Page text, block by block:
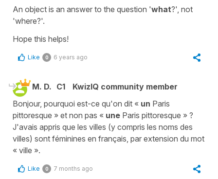
An object is an answer to the question 'what?', not
'where?'.
Hope this helps!
Like 0 6 years ago
M. D. C1
KwizIQ community member
Bonjour, pourquoi est-ce qu'on dit « un Paris
pittoresque » et non pas « une Paris pittoresque » ?
J'avais appris que les villes (y compris les noms des
villes) sont féminines en français, par extension du mot
« ville ».
Like 0 7 months ago